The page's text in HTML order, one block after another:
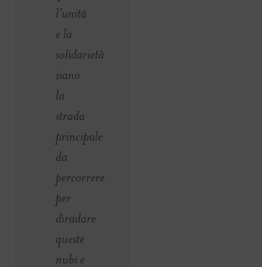
l’unità
e la
solidarietà
siano
la
strada
principale
da
percorrere
per
diradare
queste
nubi e